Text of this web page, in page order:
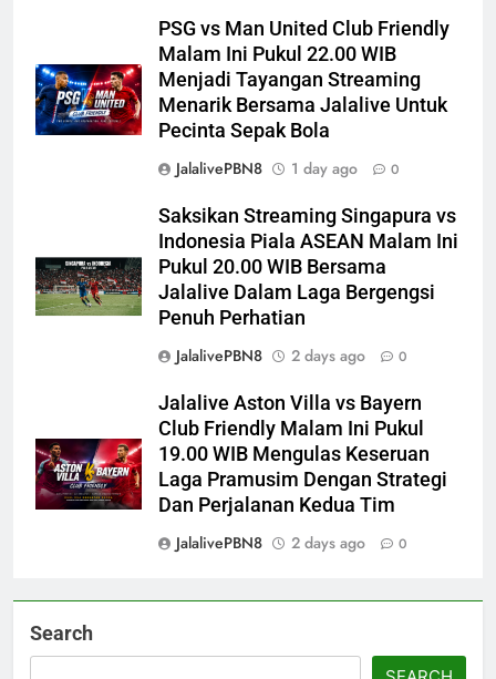
PSG vs Man United Club Friendly
Malam Ini Pukul 22.00 WIB
Menjadi Tayangan Streaming
Menarik Bersama Jalalive Untuk
Pecinta Sepak Bola
JalalivePBN8
1 day ago 0
Saksikan Streaming Singapura vs
Indonesia Piala ASEAN Malam Ini
Pukul 20.00 WIB Bersama
Jalalive Dalam Laga Bergengsi
Penuh Perhatian
JalalivePBN8
2 days ago 0
Jalalive Aston Villa vs Bayern
Club Friendly Malam Ini Pukul
19.00 WIB Mengulas Keseruan
Laga Pramusim Dengan Strategi
Dan Perjalanan Kedua Tim
JalalivePBN8
2 days ago 0
Search